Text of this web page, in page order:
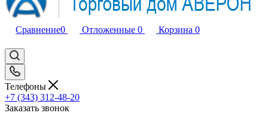
Сравнение0 Отложенные 0 Корзина 0
Телефоны
+7 (343) 312-48-20
Заказать звонок